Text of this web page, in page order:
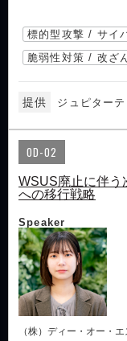
標的型攻撃 / サイ
脆弱性対策 / 改ざ
提供 ジュピター
OD-02
WSUS廃止に伴う
への移行戦略
Speaker
（株）ディー・オー・エ